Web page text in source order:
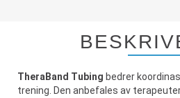
TheraBand Tubing bedrer
trening. Den anbefales av